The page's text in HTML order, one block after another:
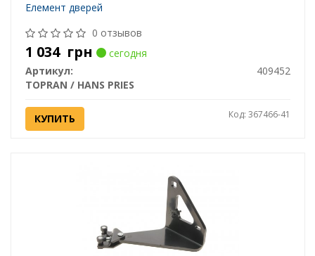
Елемент дверей
0 отзывов
1 034 грн
сегодня
Артикул:
409452
TOPRAN / HANS PRIES
КУПИТЬ Код: 367466-41